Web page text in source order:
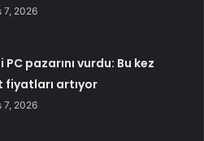
7, 2026
pazarını vurdu: Bu kez
fiyatları artıyor
7, 2026